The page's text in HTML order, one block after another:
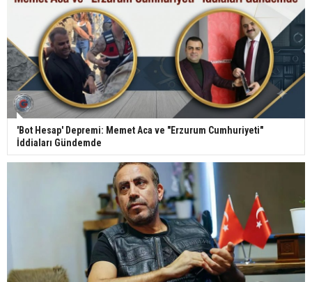
'Bot Hesap' Depremi: Memet Aca ve "Erzurum Cumhuriyeti"
İddiaları Gündemde